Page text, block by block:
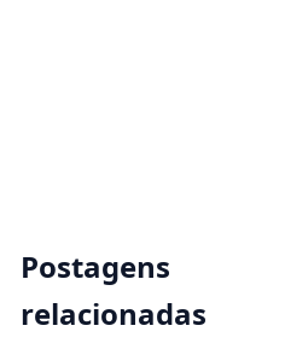
Postagens
relacionadas